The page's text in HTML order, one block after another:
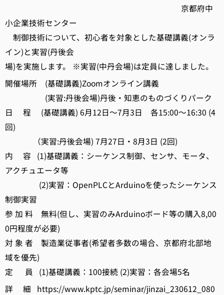
京都府中
小企業技術センター
制御技術について、初心者を対象とした基礎講義(オンラ
イン)と実習(丹後会
場)を実施します。 ※実習(中丹会場)は定員に達しました。
開催場所 (基礎講義)Zoomオンライン講義
(実習:丹後会場)丹後・知恵のものづくりパーク
日 程 (基礎講義) 6月12日～7月3日 各15:00～16:30 (4
回)
（実習:丹後会場) 7月27日・8月3日 (2回)
内 容 (1)基礎講義：シーケンス制御、センサ、モータ、
アクチュエータ等
(2)実習：OpenPLCとArduinoを使ったシーケンス
制御実習
参 加 料 無料(但し、実習のみArduinoボード等の購入8,00
0円程度が必要)
対 象 者 製造業従事者(希望者多数の場合、京都府北部地
域を優先)
定 員 (1)基礎講義：100接続 (2)実習：各会場5名
詳 細 https://www.kptc.jp/seminar/jinzai_230612_080